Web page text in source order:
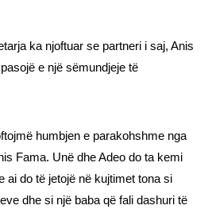
ka njoftuar se partneri i saj, Anis
e një sëmundjeje të
humbjen e parakohshme nga
Fama. Unë dhe Adeo do ta kemi
ai do të jetojë në kujtimet tona si
dhe si një baba që fali dashuri të